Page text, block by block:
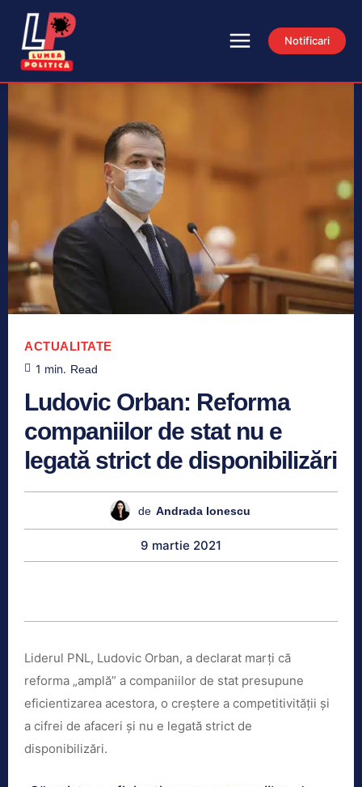
Notificari
ACTUALITATE
1 min. Read
Ludovic Orban: Reforma
companiilor de stat nu e
legată strict de disponibilizări
de Andrada Ionescu
9 martie 2021
Liderul PNL, Ludovic Orban, a declarat marţi că
reforma „amplă” a companiilor de stat presupune
eficientizarea acestora, o creştere a competitivităţii şi
a cifrei de afaceri şi nu e legată strict de
disponibilizări.